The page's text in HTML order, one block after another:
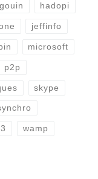
hadopi
jeffinfo
microsoft
p2p
skype
wamp